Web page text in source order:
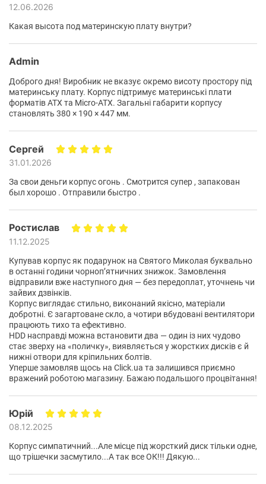
Расположение блока питания:
Дополнительно
Максимальная длина видеокарты:
305 мм
Максимальная высота кулера CPU:
160 мм
Толщина металла:
Материал корпуса:
Вес:
3.9 кг
Габариты
Ширина:
190 мм
Глубина:
380 мм
Характеристики и комплектация товара могут изменяться
производителем без уведомления.
12.06.2026
Какая высота под материнскую плату внутри?
Admin
Доброго дня! Виробник не вказує окремо висоту простору під
материнську плату. Корпус підтримує материнські плати
форматів ATX та Micro-ATX. Загальні габарити корпусу
становлять 380 × 190 × 447 мм.
Сергей
31.01.2026
За свои деньги корпус огонь . Смотрится супер , запакован
был хорошо . Отправили быстро .
Ростислав
11.12.2025
Купував корпус як подарунок на Святого Миколая буквально
в останні години чорноп’ятничних знижок. Замовлення
відправили вже наступного дня — без передоплат, уточнень чи
зайвих дзвінків.
Корпус виглядає стильно, виконаний якісно, матеріали
добротні. Є загартоване скло, а чотири вбудовані вентилятори
працюють тихо та ефективно.
HDD насправді можна встановити два — один із них чудово
стає зверху на «поличку», виявляється у жорстких дисків є й
нижні отвори для кріпильних болтів.
Уперше замовляв щось на Click.ua та залишився приємно
вражений роботою магазину. Бажаю подальшого процвітання!
Юрій
08.12.2025
Корпус симпатичний...Але місце під жорсткий диск тільки одне,
що трішечки засмутило...А так все ОК!!! Дякую...